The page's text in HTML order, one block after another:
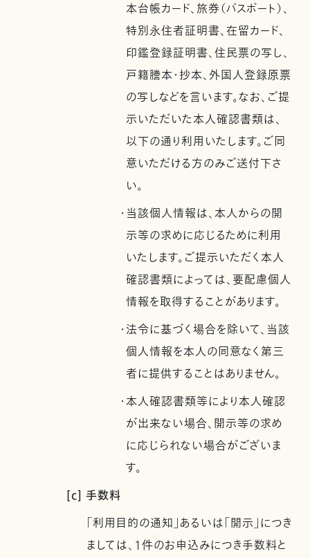
本台帳カード、旅券（パスポート）、
特別永住者証明書、在留カード、
印鑑登録証明書、住民票の写し、
戸籍謄本・抄本、外国人登録原票
の写しなどを言います。なお、ご提
示いただいた本人確認書類は、
以下の通り利用いたします。ご同
意いただける方のみご送付下さ
い。
・当該個人情報は、本人からの開
示等の求めに応じるために利用
いたします。ご提示いただく本人
確認書類によっては、要配慮個人
情報を取得することがあります。
・法令に基づく場合を除いて、当該
個人情報を本人の同意なく第三
者に提供することはありません。
・本人確認書類等により本人確認
が出来ない場合、開示等の求め
に応じられない場合がございま
す。
[c] 手数料
「利用目的の通知」あるいは「開示」につき
ましては、1件のお申込みにつき手数料と